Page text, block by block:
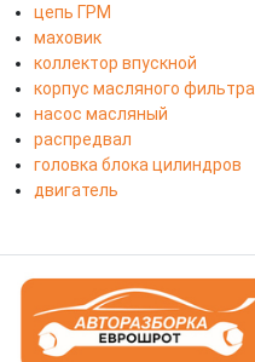
цепь ГРМ
маховик
коллектор впускной
корпус масляного фильтра
насос масляный
распредвал
головка блока цилиндров
двигатель